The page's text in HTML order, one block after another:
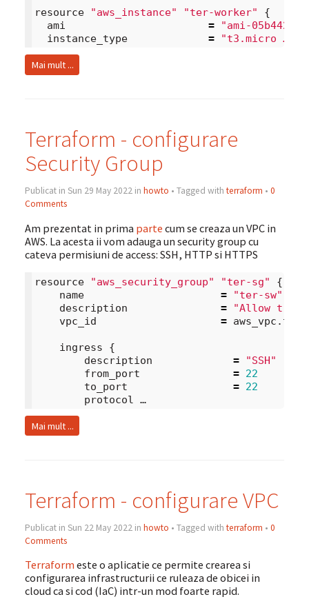
resource "aws_instance" "ter-worker"
{
ami
=
"ami-
instance_type
= "t3.micro …
Mai mult ...
Terraform - configurare
Security Group
Publicat in Sun 29 May 2022 in howto • Tagged with terraform • 0
Comments
Am prezentat in prima parte cum se creaza un VPC in
AWS. La acesta ii vom adauga un security group cu
cateva permisiuni de access: SSH, HTTP si HTTPS
resource "aws_security_group" "ter-sg"
{
name
=
"ter-sw"
description
=
"Allow
vpc_id
= aws_vpc . ter
ingress
{
description
=
"SSH"
from_port
= 22
to_port
= 22
protocol …
Mai mult ...
Terraform - configurare VPC
Publicat in Sun 22 May 2022 in howto • Tagged with terraform • 0
Comments
Terraform este o aplicatie ce permite crearea si
configurarea infrastructurii ce ruleaza de obicei in
cloud ca si cod (IaC) intr-un mod foarte rapid.